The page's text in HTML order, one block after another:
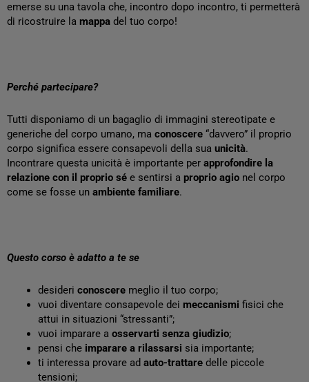
emerse su una tavola che, incontro dopo incontro, ti permetterà
di ricostruire la mappa del tuo corpo!
Perché partecipare?
Tutti disponiamo di un bagaglio di immagini stereotipate e
generiche del corpo umano, ma conoscere “davvero” il proprio
corpo significa essere consapevoli della sua unicità.
Incontrare questa unicità è importante per approfondire la
relazione con il proprio sé e sentirsi a proprio agio nel corpo
come se fosse un ambiente familiare.
Questo corso è adatto a te se
desideri conoscere meglio il tuo corpo;
vuoi diventare consapevole dei meccanismi fisici che
attui in situazioni “stressanti”;
vuoi imparare a osservarti senza giudizio;
pensi che imparare a rilassarsi sia importante;
ti interessa provare ad auto-trattare delle piccole
tensioni;